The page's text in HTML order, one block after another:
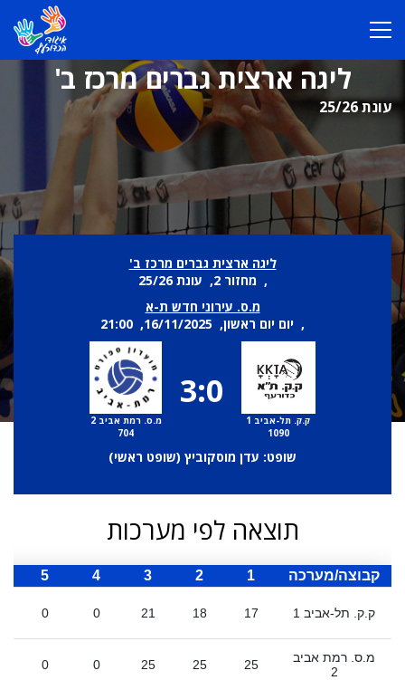
ליגה ארצית גברים מרכז ב'
עונת 25/26
ליגה ארצית גברים מרכז ב'
, מחזור 2, עונת 25/26
מ.ס. עירוני חדש ת-א
, יום יום ראשון, 16/11/2025, 21:00
ק.ק. תל-אביב 1
1090
3:0
מ.ס. רמת אביב 2
704
שופט: עדן מוסקוביץ (שופט ראשי)
תוצאה לפי מערכות
קבוצה/מערכה 1
2
3
4
5
ק.ק. תל-אביב 1 17
18
21
0
0
מ.ס. רמת אביב
2
25
25
25
0
0